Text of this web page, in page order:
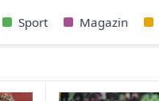
Sport Magazin